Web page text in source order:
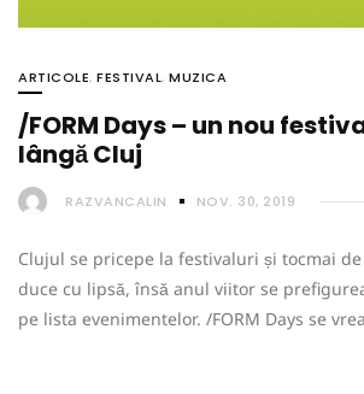
ARTICOLE, FESTIVAL, MUZICA
/FORM Days – un nou
lângă Cluj
RAZVANCALIN NOV. 30, 2019
Clujul se pricepe la festivaluri și tocmai
duce cu lipsă, însă anul viitor se
pe lista evenimentelor. /FORM Days se